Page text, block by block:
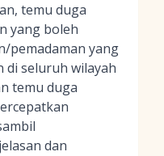
temu duga
yang boleh
pemadaman yang
di seluruh wilayah
temu duga
dan